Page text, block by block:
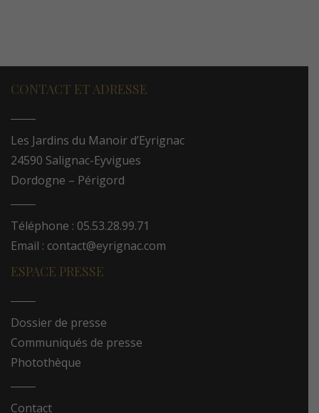
CONTACT ET ADRESSE
Les Jardins du Manoir d’Eyrignac
24590 Salignac-Eyvigues
Dordogne – Périgord
Téléphone : 05.53.28.99.71
Email : contact@eyrignac.com
ESPACE PRESSE
Dossier de presse
Communiqués de presse
Photothèque
Contact